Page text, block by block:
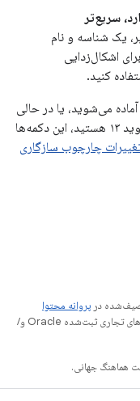
سریع‌تر
یک شناسه و نام
اشکال‌زدایی
کنید.
می‌شوید، یا در حالی
که در حال توسعه فعال برای پشتیبانی از اندروید ۱۳ هستید، این دکمه‌ها
چارچوب سازگاری
در پروانه محتوا
هستند. جاوا و OpenJDK علامت‌های تجاری یا علامت‌های تجاری ثبت‌شده Oracle و/